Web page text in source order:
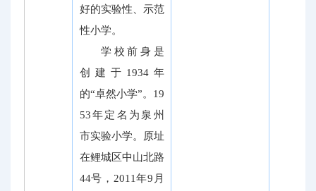
好的实验性、示范
性小学。
学校前身是
创建于1934年
的“卓然小学”。19
53年定名为泉州
市实验小学。原址
在鲤城区中山北路
44号，2011年9月